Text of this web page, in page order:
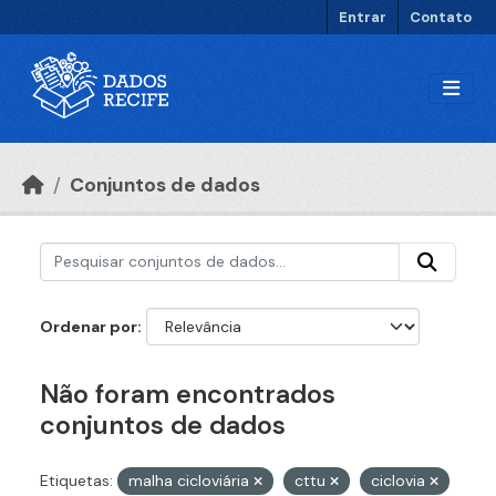
Entrar Contato
Conjuntos de dados
Ordenar por
Não foram encontrados
conjuntos de dados
Etiquetas: malha cicloviária cttu ciclovia